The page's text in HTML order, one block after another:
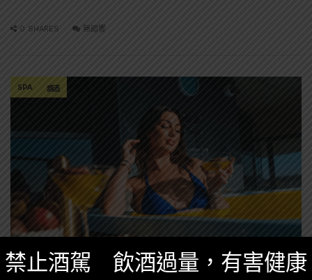
0 SHARES 無迴響
SPA 調酒
精選酒聞 五月 23, 2022
禁止酒駕 飲酒過量，有害健康